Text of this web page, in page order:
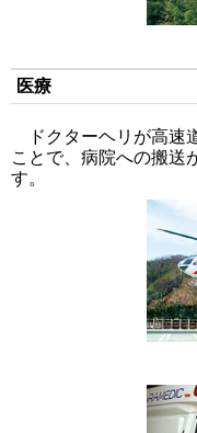
医療
ドクターヘリが高速
ことで、病院への搬送
す。